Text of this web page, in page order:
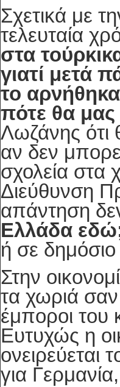
Σχετικά με
τελευταία
στα
γιατί μετά
το
πότε θα μας
Λωζάνης ότι
αν δεν
σχολεία στα
Διεύθυνση
απάντηση
Ελλάδα
ή σε
Στην
τα χωριά
έμποροι του
Ευτυχώς η
ονειρεύεται
για